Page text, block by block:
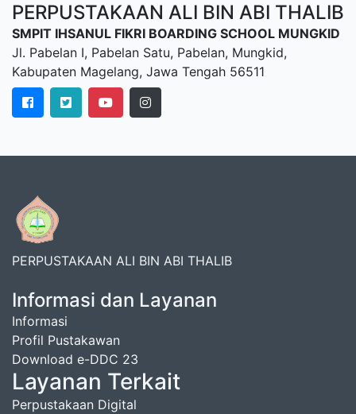
PERPUSTAKAAN ALI BIN ABI THALIB
SMPIT IHSANUL FIKRI BOARDING SCHOOL MUNGKID
Jl. Pabelan I, Pabelan Satu, Pabelan, Mungkid,
Kabupaten Magelang, Jawa Tengah 56511
PERPUSTAKAAN ALI BIN ABI THALIB
Informasi dan Layanan
Informasi
Profil Pustakawan
Download e-DDC 23
Layanan Terkait
Perpustakaan Digital